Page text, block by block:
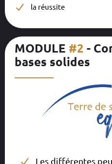
la réussite
MODULE #2 -
bases solides
Les différentes